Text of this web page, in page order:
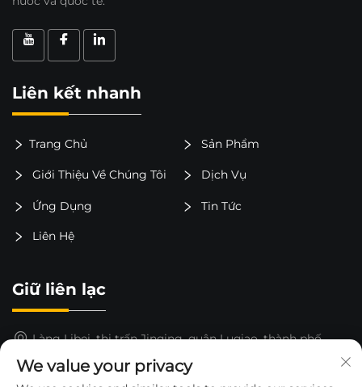
Liên kết nhanh
Trang Chủ Sản Phẩm
Giới Thiệu Về Chúng Tôi Dịch Vụ
Ứng Dụng Tin Tức
Liên Hệ
Giữ liên lạc
Làng Libei, thị trấn Jinqing, quận Luqiao, thành phố
15325652000
We value your privacy